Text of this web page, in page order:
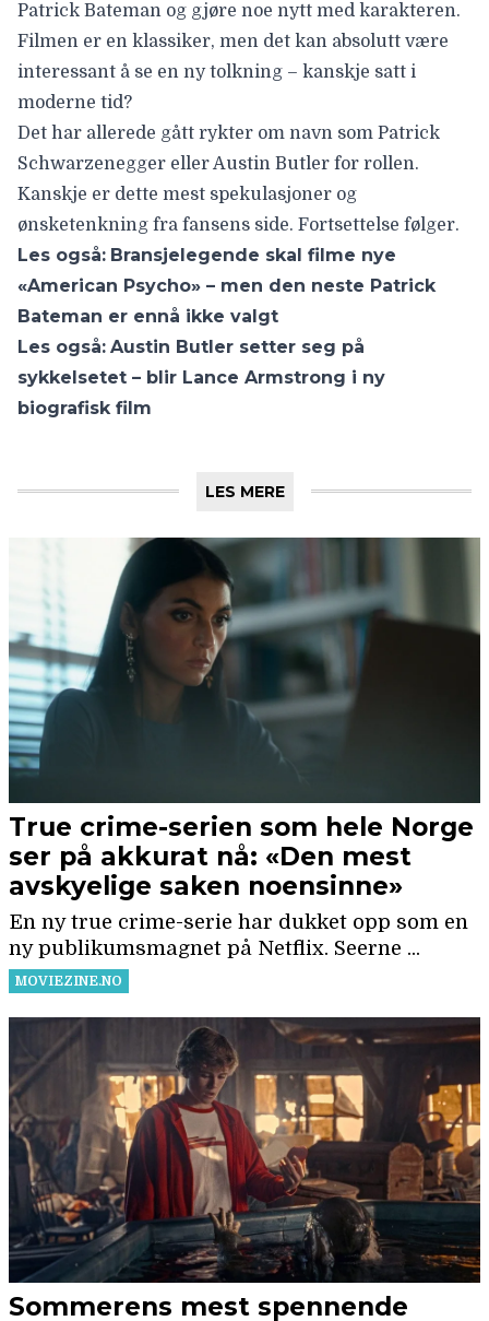
Patrick Bateman og gjøre noe nytt med karakteren.
Filmen er en klassiker, men det kan absolutt være
interessant å se en ny tolkning – kanskje satt i
moderne tid?
Det har allerede gått rykter om navn som Patrick
Schwarzenegger eller Austin Butler for rollen.
Kanskje er dette mest spekulasjoner og
ønsketenkning fra fansens side. Fortsettelse følger.
Les også: Bransjelegende skal filme nye
«American Psycho» – men den neste Patrick
Bateman er ennå ikke valgt
Les også: Austin Butler setter seg på
sykkelsetet – blir Lance Armstrong i ny
biografisk film
LES MERE